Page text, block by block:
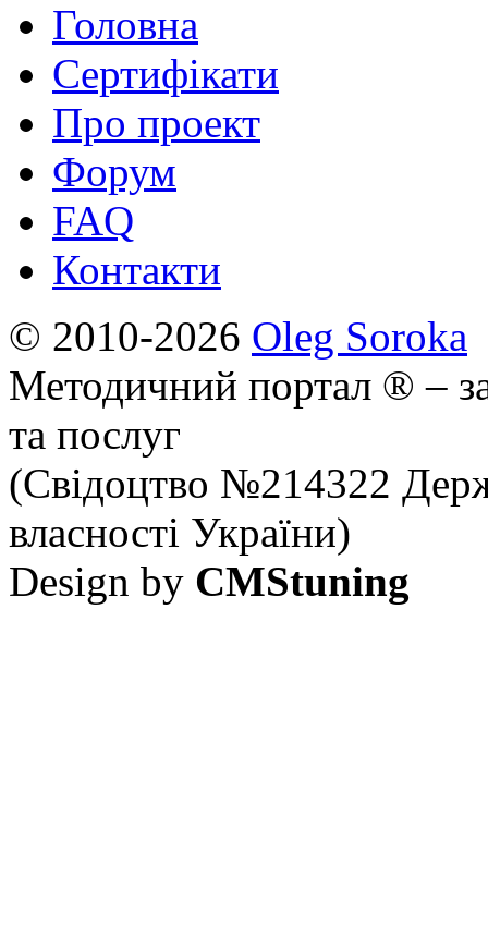
Головна
Сертифікати
Про проект
Форум
FAQ
Контакти
© 2010-2026 Oleg Soroka
Методичний портал ® –
та послуг
(Свідоцтво №214322
власності України)
Design by CMStuning